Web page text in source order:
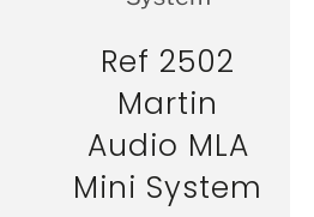
Ref 2502
Martin
Audio MLA
Mini System